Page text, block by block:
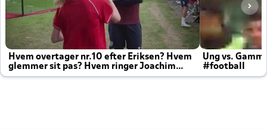
Hvem overtager nr.10 efter Eriksen? Hvem
glemmer sit pas? Hvem ringer Joachim
altid til efter kampe?
Ung vs.
#football